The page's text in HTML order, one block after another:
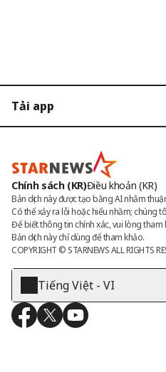
Tải app
STARPOLL
Chính sách (KR)Điều khoản (KR)
Bản dịch này được tạo bằng AI nhằm
Có thể xảy ra lỗi hoặc hiểu nhầm; chúng
Để biết thông tin chính xác, vui lòng
Bản dịch này chỉ dùng để tham khảo.
COPYRIGHT © STARNEWS ALL RIGHTS
Tiếng Việt - VI